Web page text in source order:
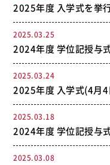
2025年度 入学式を挙
2025.03.25
2024年度 学位記授与
2025.03.24
2025年度 入学式(4月
2025.03.18
2024年度 学位記授与
2025.03.08